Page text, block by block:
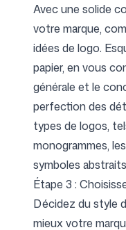
Avec une solide
votre marque,
idées de logo.
papier, en vous
générale et le
perfection des
types de logos,
monogrammes,
symboles
Étape 3 :
Décidez du style
mieux votre